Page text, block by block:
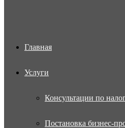
Главная
Услуги
Консультации по
Постановка бизнес-